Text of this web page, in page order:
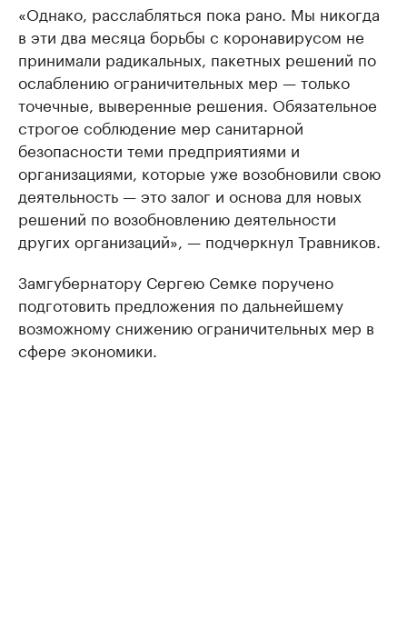
«Однако, расслабляться пока рано. Мы никогда
в эти два месяца борьбы с коронавирусом не
принимали радикальных, пакетных решений по
ослаблению ограничительных мер — только
точечные, выверенные решения. Обязательное
строгое соблюдение мер санитарной
безопасности теми предприятиями и
организациями, которые уже возобновили свою
деятельность — это залог и основа для новых
решений по возобновлению деятельности
других организаций», — подчеркнул Травников.
Замгубернатору Сергею Семке поручено
подготовить предложения по дальнейшему
возможному снижению ограничительных мер в
сфере экономики.